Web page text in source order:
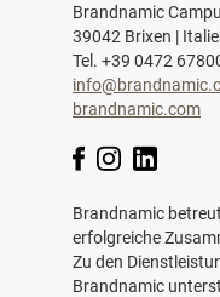
Brandnamic
39042 Brixen |
Tel. +39 0472
brandnamic.com
Brandnamic
erfolgreiche
Zu den
Brandnamic